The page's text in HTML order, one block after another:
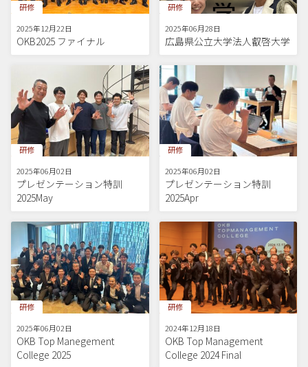
研修
2025年12月22日
OKB2025 ファイナル
研修
2025年06月28日
広島県公立大学法人叡啓大学
研修
2025年06月02日
プレゼンテーション特訓
2025May
研修
2025年06月02日
プレゼンテーション特訓
2025Apr
研修
2025年06月02日
OKB Top Manegement
College 2025
研修
2024年12月18日
OKB Top Management
College 2024 Final